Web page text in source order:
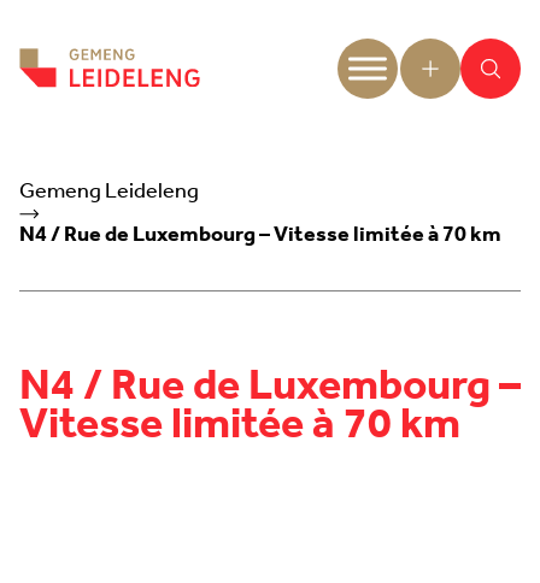
Gemeng Leideleng
N4 / Rue de Luxembourg – Vitesse limitée à 70 km
N4 / Rue de Luxembourg –
Vitesse limitée à 70 km